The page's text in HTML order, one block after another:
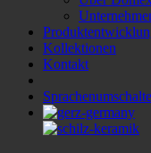
Kollektionen
Kontakt